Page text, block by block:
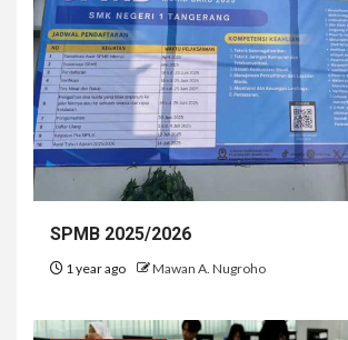
SPMB 2025/2026
1 year ago Mawan A. Nugroho